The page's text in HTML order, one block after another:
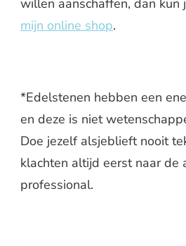
willen aanschaffen, dan kun
mijn online shop.
*Edelstenen hebben een
en deze is niet
Doe jezelf alsjeblieft nooit
klachten altijd eerst naar de
professional.